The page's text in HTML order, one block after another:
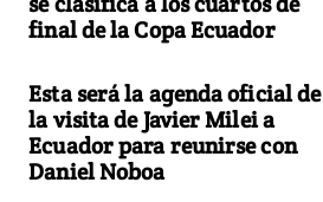
final de la Copa Ecuador
Esta será la agenda oficial de
la visita de Javier Milei a
Ecuador para reunirse con
Daniel Noboa